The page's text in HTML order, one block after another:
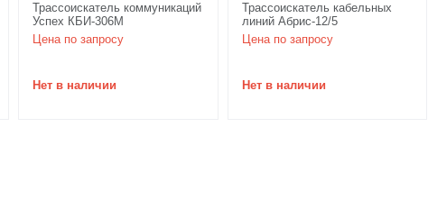
Трассоискатель коммуникаций
Успех КБИ-306М
Цена по запросу
Нет в наличии
Трассоискатель кабельных
линий Абрис-12/5
Цена по запросу
Нет в наличии